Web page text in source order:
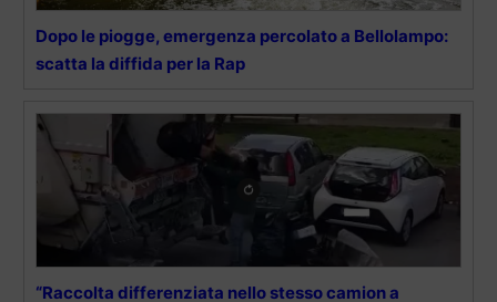
Dopo le piogge, emergenza percolato a Bellolampo:
scatta la diffida per la Rap
“Raccolta differenziata nello stesso camion a